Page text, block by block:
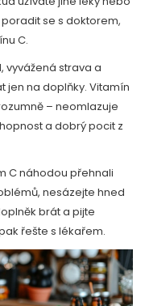
se s doktorem,
C.
vyvážená strava a
jen na doplňky. Vitamín
– neomlazuje
a dobrý pocit z
C náhodou přehnali
nesázejte hned
brát a pijte
řešte s lékařem.